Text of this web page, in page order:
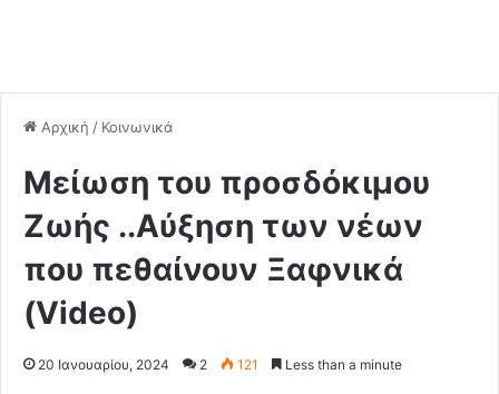
Αρχική / Κοινωνικά
Μείωση του προσδόκιμου
Ζωής ..Αύξηση των νέων
που πεθαίνουν Ξαφνικά
(Video)
20 Ιανουαρίου, 2024 2 121 Less than a minute